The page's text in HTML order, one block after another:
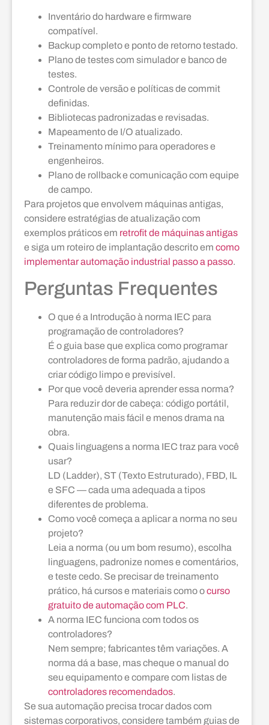
Inventário do hardware e firmware
compatível.
Backup completo e ponto de retorno testado.
Plano de testes com simulador e banco de
testes.
Controle de versão e políticas de commit
definidas.
Bibliotecas padronizadas e revisadas.
Mapeamento de I/O atualizado.
Treinamento mínimo para operadores e
engenheiros.
Plano de rollback e comunicação com equipe
de campo.
Para projetos que envolvem máquinas antigas,
considere estratégias de atualização com
exemplos práticos em retrofit de máquinas antigas
e siga um roteiro de implantação descrito em como
implementar automação industrial passo a passo.
Perguntas Frequentes
O que é a Introdução à norma IEC para
programação de controladores?
É o guia base que explica como programar
controladores de forma padrão, ajudando a
criar código limpo e previsível.
Por que você deveria aprender essa norma?
Para reduzir dor de cabeça: código portátil,
manutenção mais fácil e menos drama na
obra.
Quais linguagens a norma IEC traz para você
usar?
LD (Ladder), ST (Texto Estruturado), FBD, IL
e SFC — cada uma adequada a tipos
diferentes de problema.
Como você começa a aplicar a norma no seu
projeto?
Leia a norma (ou um bom resumo), escolha
linguagens, padronize nomes e comentários,
e teste cedo. Se precisar de treinamento
prático, há cursos e materiais como ocurso
gratuito de automação com PLC.
A norma IEC funciona com todos os
controladores?
Nem sempre; fabricantes têm variações. A
norma dá a base, mas cheque o manual do
seu equipamento e compare com listas de
controladores recomendados.
Se sua automação precisa trocar dados com
sistemas corporativos, considere também guias de